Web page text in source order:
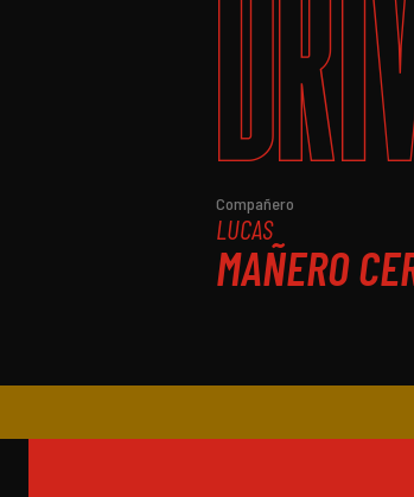
Compañero
LUCAS
MAÑERO